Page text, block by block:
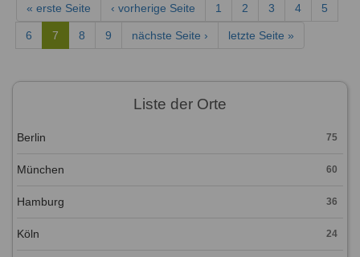
« erste Seite ‹ vorherige Seite 1 2 3 4 5
6 7 8 9 nächste Seite › letzte Seite »
Liste der Orte
Berlin 75
München 60
Hamburg 36
Köln 24